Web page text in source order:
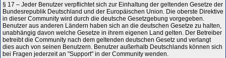
§ 17 – Jeder Benutzer verpflichtet sich zur Einhaltung der geltenden Gesetze der
Bundesrepublik Deutschland und der Europäischen Union. Die oberste Direktive
in dieser Community wird durch die deutsche Gesetzgebung vorgegeben.
Benutzer aus anderen Ländern haben sich an die deutschen Gesetze zu halten,
unabhängig davon welche Gesetze in ihrem eigenen Land gelten. Der Betreiber
betreibt die Community nach dem geltenden deutschen Gesetz und verlangt
dies auch von seinen Benutzern. Benutzer außerhalb Deutschlands können sich
bei Fragen jederzeit an "Support" in der Community wenden.